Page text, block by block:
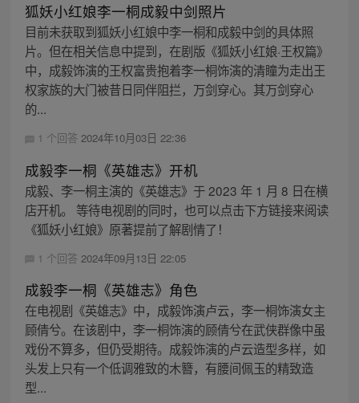
狐妖小红娘李一桐成毅中剑照片
目前未获取到狐妖小红娘中李一桐和成毅中剑的具体照
片。但在相关信息中提到，在剧版《狐妖小红娘·王权篇》
中，成毅饰演的王权富贵抱着李一桐饰演的清瞳为走出王
权家族的大门被昔日同伴阻拦，万剑穿心。其万剑穿心
的...
1 个回答 2024年10月03日 22:36
成毅李一桐《英雄志》开机
成毅、李一桐主演的《英雄志》于 2023 年 1 月 8 日在横
店开机。 等待电视剧的同时，也可以点击下方链接来阅读
《狐妖小红娘》原著提前了解剧情了！
1 个回答 2024年09月13日 22:05
成毅李一桐《英雄志》角色
在电视剧《英雄志》中，成毅饰演卢云，李一桐饰演女主
顾倩兮。在该剧中，李一桐饰演的顾倩兮在武侠群像中虽
戏份不算多，但仍受期待。成毅饰演的卢云造型多样，如
头发上只有一个低调雅致的木簪，有腰间佩玉的精致造
型...